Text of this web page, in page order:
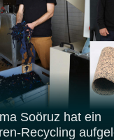
Soöruz hat ein
Recycling